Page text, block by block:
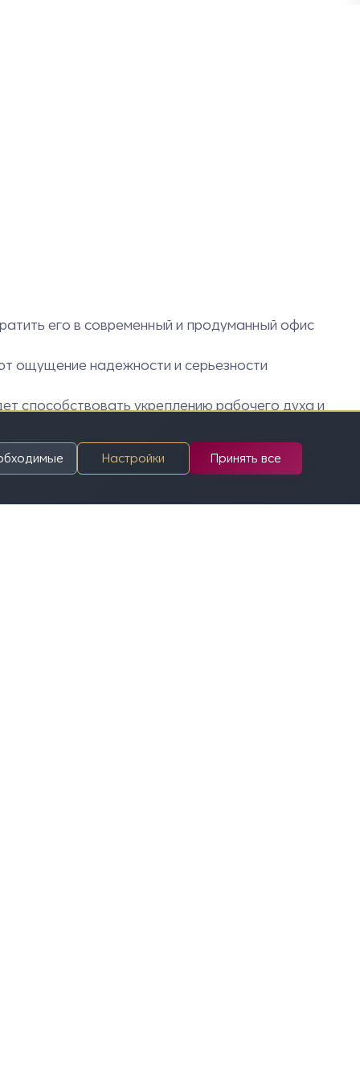
его в современный и продуманный офис
ощущение надежности и серьезности
способствовать укреплению рабочего духа и
Настройки Принять все